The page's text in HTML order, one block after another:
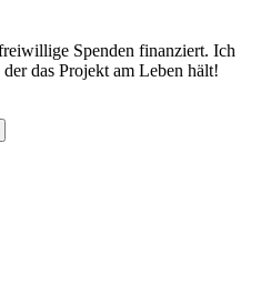
Spenden finanziert. Ich
das Projekt am Leben hält!